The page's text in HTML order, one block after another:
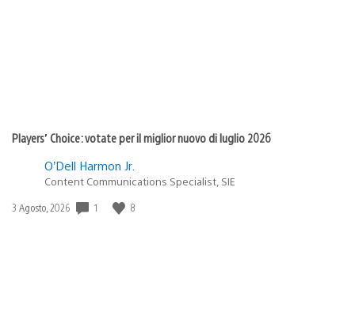
Players’ Choice: votate per il miglior nuovo di luglio 2026
O’Dell Harmon Jr.
Content Communications Specialist, SIE
Data
3 Agosto, 2026 1 8